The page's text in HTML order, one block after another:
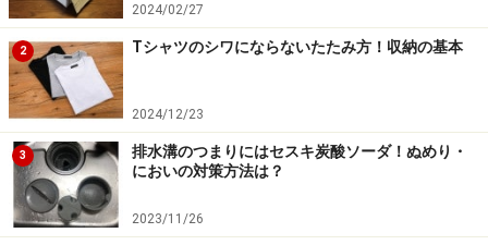
ありません。
各家庭ごと、完全な分業がなされているならそれも合理
的です。問題は、現状家事に従事している人の大半は、
「自分で自分をマネジメントしながら、さらに同業者数
人分のマネジメントまで引き受けている売れっ子」ばり
の無理な働き方を余儀なくされている。その上に乗っか
ってきた現コロナ禍である、ということです。
2024/02/27
2 Tシャツのシワにならないたたみ方！収納の基本
2024/12/23
3
排水溝のつまりにはセスキ炭酸ソーダ！ぬめり・
においの対策方法は？
2023/11/26